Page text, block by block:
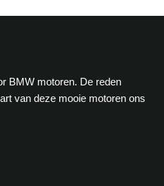
BMW motoren. De reden
van deze mooie motoren ons